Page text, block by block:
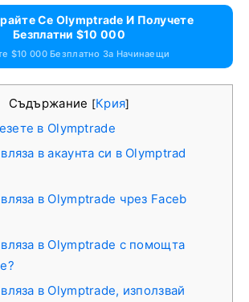
Се Olymptrade И Получете
Безплатни $10 000
$10 000 Безплатно За Начинаещи
Съдържание [Крия]
в Olymptrade
в акаунта си в Olymptrad
в Olymptrade чрез Faceb
в Olymptrade с помощта
в Olymptrade, използвай